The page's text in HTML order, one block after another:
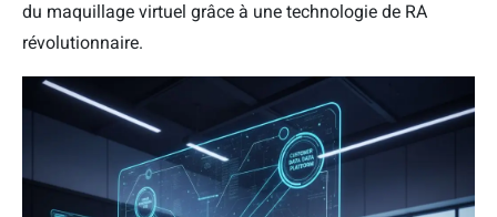
du maquillage virtuel grâce à une technologie de RA
révolutionnaire.